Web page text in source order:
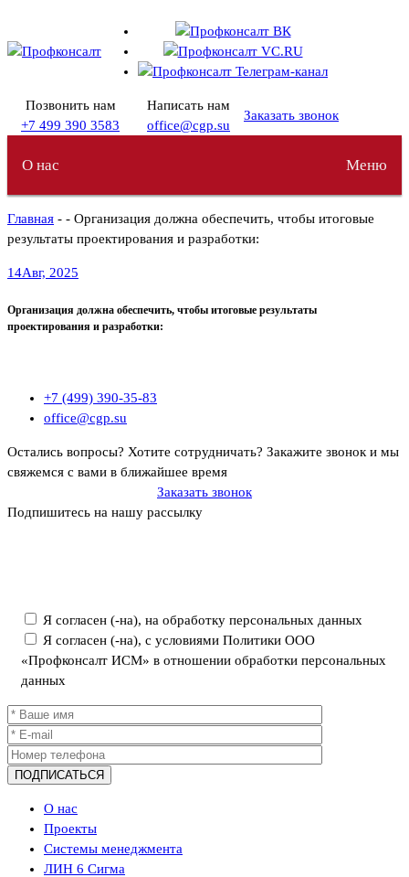
содержимому
Позвонить нам
+7 499 390 3583
Написать нам
office@cgp.su
Заказать звонок
О нас Меню
Главная - - Организация должна обеспечить, чтобы итоговые
результаты проектирования и разработки:
14Авг, 2025
Организация должна обеспечить, чтобы итоговые результаты
проектирования и разработки:
+7 (499) 390-35-83
office@cgp.su
Остались вопросы? Хотите сотрудничать? Закажите звонок и мы
свяжемся с вами в ближайшее время
Заказать звонок
Подпишитесь на нашу рассылку
Я согласен (-на), на обработку персональных данных
Я согласен (-на), с условиями Политики ООО
«Профконсалт ИСМ» в отношении обработки персональных
данных
О нас
Проекты
Системы менеджмента
ЛИН 6 Сигма